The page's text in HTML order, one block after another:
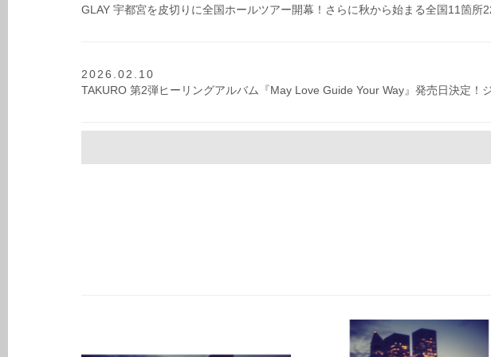
GLAY 宇都宮を皮切りに全国ホールツアー開幕！さらに秋から始まる全国11箇所
2026.02.10
TAKURO 第2弾ヒーリングアルバム『May Love Guide Your Way』発売日決定！